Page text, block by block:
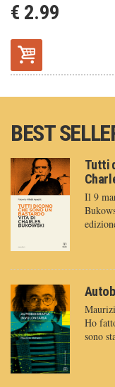
€ 2.99
BEST
Tutti
Il 9
Ho
sono